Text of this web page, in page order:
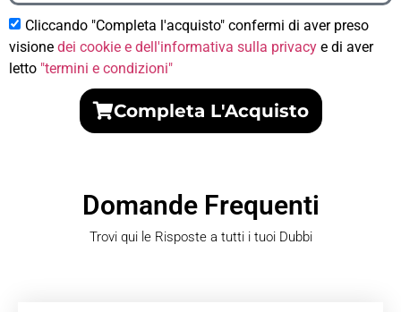
Cliccando "Completa l'acquisto" confermi di aver preso
visione dei cookie e dell'informativa sulla privacy e di aver
letto "termini e condizioni"
Completa L'Acquisto
Domande Frequenti
Trovi qui le Risposte a tutti i tuoi Dubbi